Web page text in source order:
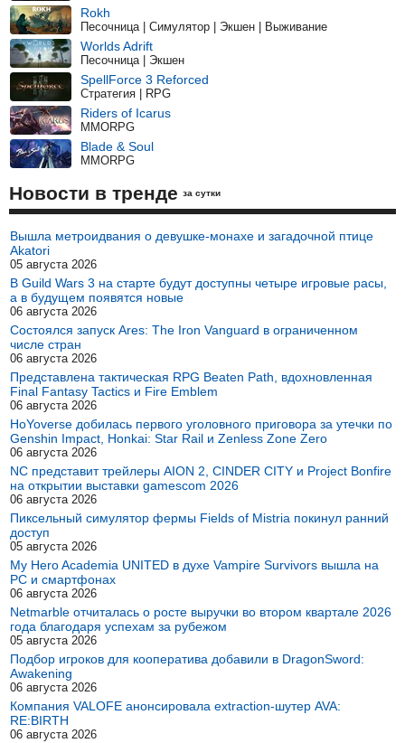
Rokh
Песочница | Симулятор | Экшен | Выживание
Worlds Adrift
Песочница | Экшен
SpellForce 3 Reforced
Стратегия | RPG
Riders of Icarus
MMORPG
Blade & Soul
MMORPG
Новости в тренде за сутки
Вышла метроидвания о девушке-монахе и загадочной птице
Akatori
05 августа 2026
В Guild Wars 3 на старте будут доступны четыре игровые расы,
а в будущем появятся новые
06 августа 2026
Состоялся запуск Ares: The Iron Vanguard в ограниченном
числе стран
06 августа 2026
Представлена тактическая RPG Beaten Path, вдохновленная
Final Fantasy Tactics и Fire Emblem
06 августа 2026
HoYoverse добилась первого уголовного приговора за утечки по
Genshin Impact, Honkai: Star Rail и Zenless Zone Zero
06 августа 2026
NC представит трейлеры AION 2, CINDER CITY и Project Bonfire
на открытии выставки gamescom 2026
06 августа 2026
Пиксельный симулятор фермы Fields of Mistria покинул ранний
доступ
05 августа 2026
My Hero Academia UNITED в духе Vampire Survivors вышла на
PC и смартфонах
06 августа 2026
Netmarble отчиталась о росте выручки во втором квартале 2026
года благодаря успехам за рубежом
05 августа 2026
Подбор игроков для кооператива добавили в DragonSword:
Awakening
06 августа 2026
Компания VALOFE анонсировала extraction-шутер AVA:
RE:BIRTH
06 августа 2026